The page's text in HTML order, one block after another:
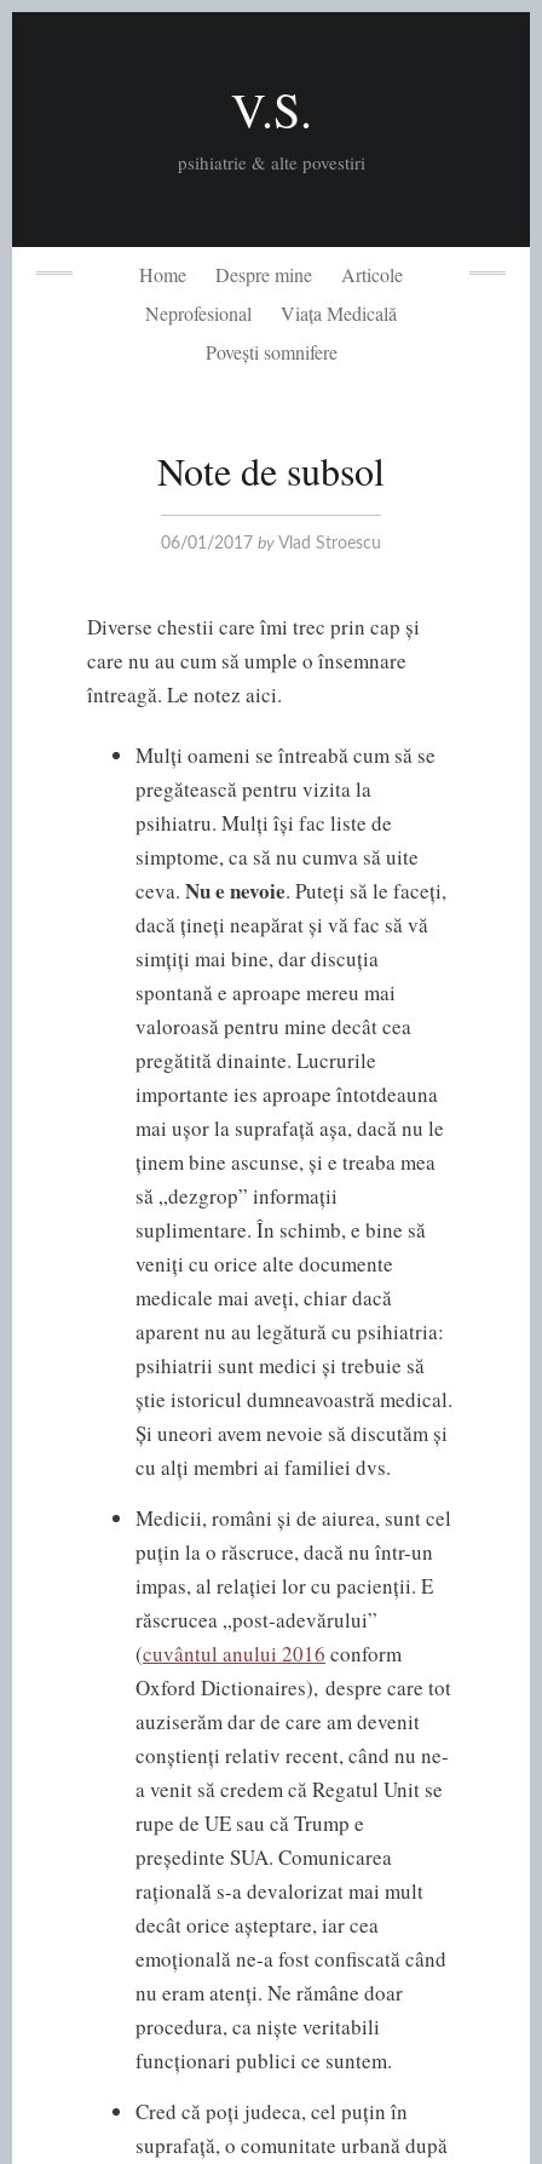
V.S.
psihiatrie & alte povestiri
Home Despre mine
Articole
Neprofesional
Viața Medicală
Povești somnifere
Note de subsol
06/01/2017 by Vlad Stroescu
Diverse chestii care îmi trec prin cap și
care nu au cum să umple o însemnare
întreagă. Le notez aici.
Mulți oameni se întreabă cum să se
pregătească pentru vizita la
psihiatru. Mulți își fac liste de
simptome, ca să nu cumva să uite
ceva. Nu e nevoie. Puteți să le faceți,
dacă țineți neapărat și vă fac să vă
simțiți mai bine, dar discuția
spontană e aproape mereu mai
valoroasă pentru mine decât cea
pregătită dinainte. Lucrurile
importante ies aproape întotdeauna
mai ușor la suprafață așa, dacă nu le
ținem bine ascunse, și e treaba mea
să „dezgrop” informații
suplimentare. În schimb, e bine să
veniți cu orice alte documente
medicale mai aveți, chiar dacă
aparent nu au legătură cu psihiatria:
psihiatrii sunt medici și trebuie să
știe istoricul dumneavoastră medical.
Și uneori avem nevoie să discutăm și
cu alți membri ai familiei dvs.
Medicii, români și de aiurea, sunt cel
puțin la o răscruce, dacă nu într-un
impas, al relației lor cu pacienții. E
răscrucea „post-adevărului”
(cuvântul anului 2016 conform
Oxford Dictionaires), despre care tot
auziserăm dar de care am devenit
conștienți relativ recent, când nu ne-
a venit să credem că Regatul Unit se
rupe de UE sau că Trump e
președinte SUA. Comunicarea
rațională s-a devalorizat mai mult
decât orice așteptare, iar cea
emoțională ne-a fost confiscată când
nu eram atenți. Ne rămâne doar
procedura, ca niște veritabili
funcționari publici ce suntem.
Cred că poți judeca, cel puțin în
suprafață, o comunitate urbană după